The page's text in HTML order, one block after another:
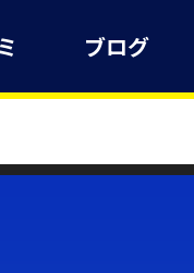
ブログ